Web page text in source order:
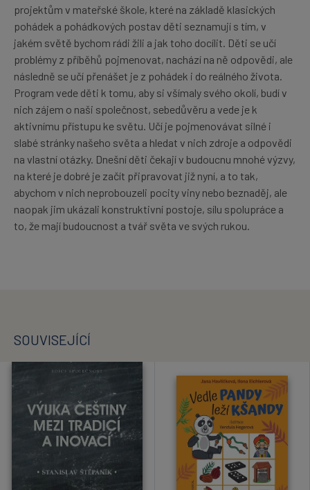
projektům v mateřské škole, které na základě klasických
pohádek a pohádkových postav děti seznamují s tím, v
jakém světě bychom rádi žili a jak toho docílit. Děti se učí
problémy z příběhů pojmenovat, nachází na ně odpovědi, ale
následně se učí přenášet je z pohádek i do reálného života.
Program vede děti k tomu, aby si všímaly svého okolí, budí v
nich zájem o naši společnost, sebedůvěru a vede je k
aktivnímu přístupu ke světu. Učí je pojmenovávat silné i
slabé stránky našeho světa a hledat v nich zdroje a odpovědi
na vlastní otázky. Dnešní děti čekají v budoucnu mnohé výzvy,
na které je dobré je začít připravovat již nyní, a to tak,
abychom v nich neprobouzeli pocity viny nebo beznaděj, ale
naopak jim ukázali konstruktivní postoje, sílu spolupráce a
to, že mají budoucnost a tvář světa ve svých rukou.
SOUVISEJÍCÍ